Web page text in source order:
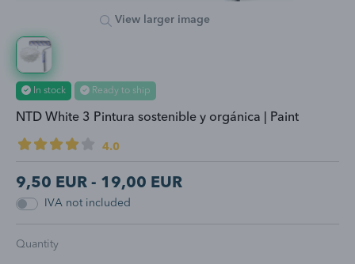
View larger image
In stock Ready to ship
NTD White 3 Pintura sostenible y orgánica | Paint
4.0
9,50 EUR - 19,00 EUR
IVA not included
Quantity